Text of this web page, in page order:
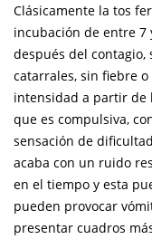
Clásicamente la tos
incubación de entre 7
después del
catarrales, sin fiebre
intensidad a partir de
que es compulsiva,
sensación de
acaba con un ruido
en el tiempo y esta
pueden provocar
presentar cuadros